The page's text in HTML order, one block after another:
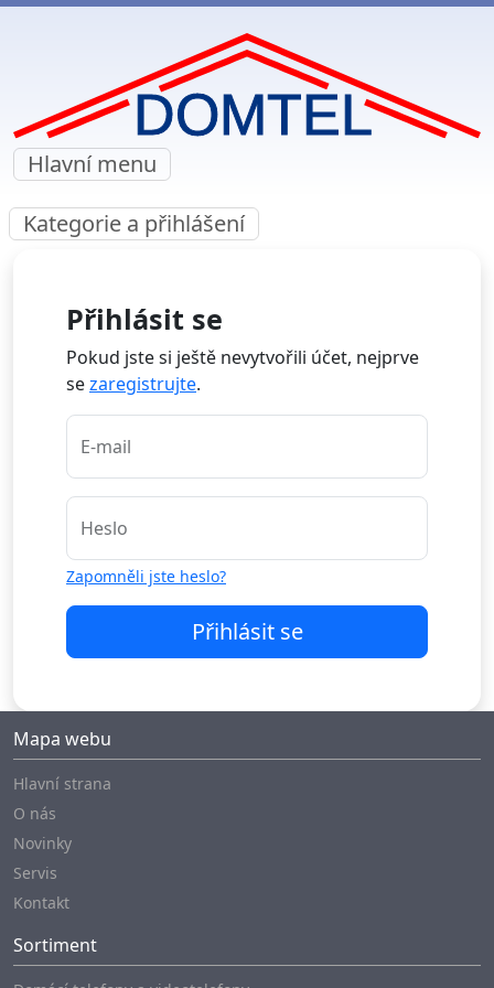
Hlavní menu
Kategorie a přihlášení
Přihlásit se
Pokud jste si ještě nevytvořili účet, nejprve
sezaregistrujte.
E-mail
Heslo
Zapomněli jste heslo?
Přihlásit se
Mapa webu
Hlavní strana
O nás
Novinky
Servis
Kontakt
Sortiment